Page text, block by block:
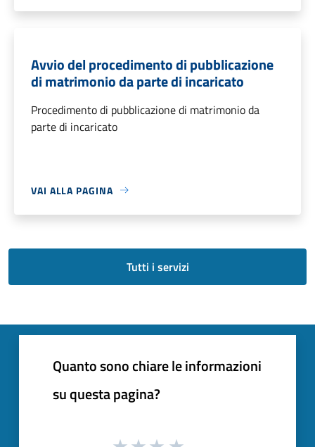
Avvio del procedimento di pubblicazione
di matrimonio da parte di incaricato
Procedimento di pubblicazione di matrimonio da
parte di incaricato
VAI ALLA PAGINA
Tutti i servizi
Quanto sono chiare le informazioni
su questa pagina?